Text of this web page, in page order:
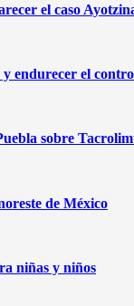
el caso
endurecer el
sobre
de México
niñas y niños